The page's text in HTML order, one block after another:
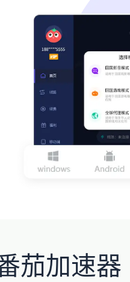
茄加速器